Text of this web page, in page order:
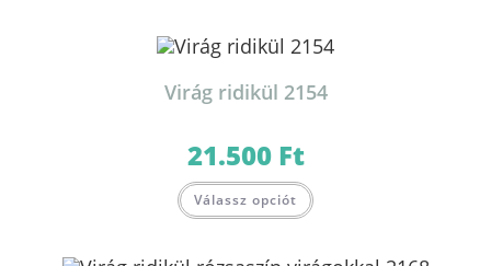
Virág ridikül 2154
21.500 Ft
Válassz opciót